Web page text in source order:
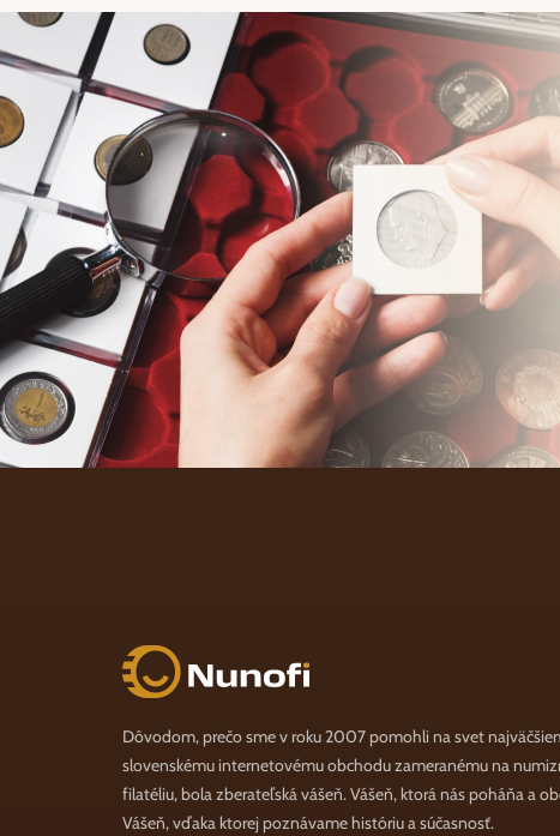
Nunofi.sk
Dôvodom, prečo sme v roku 2007 pomohli na svet
slovenskému internetovému obchodu zameranému na
filatéliu, bola zberateľská vášeň. Vášeň, ktorá nás poháňa a
Vášeň, vďaka ktorej poznávame históriu a súčasnosť.